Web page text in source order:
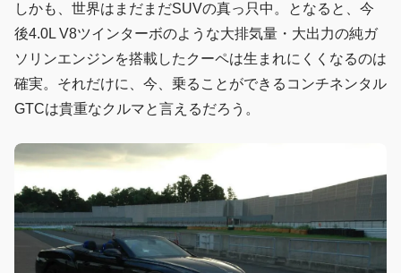
しかも、世界はまだまだSUVの真っ只中。となると、今
後4.0L V8ツインターボのような大排気量・大出力の純ガ
ソリンエンジンを搭載したクーペは生まれにくくなるのは
確実。それだけに、今、乗ることができるコンチネンタル
GTCは貴重なクルマと言えるだろう。